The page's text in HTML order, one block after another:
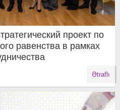
проект по
равенства в рамках
Ətraflı